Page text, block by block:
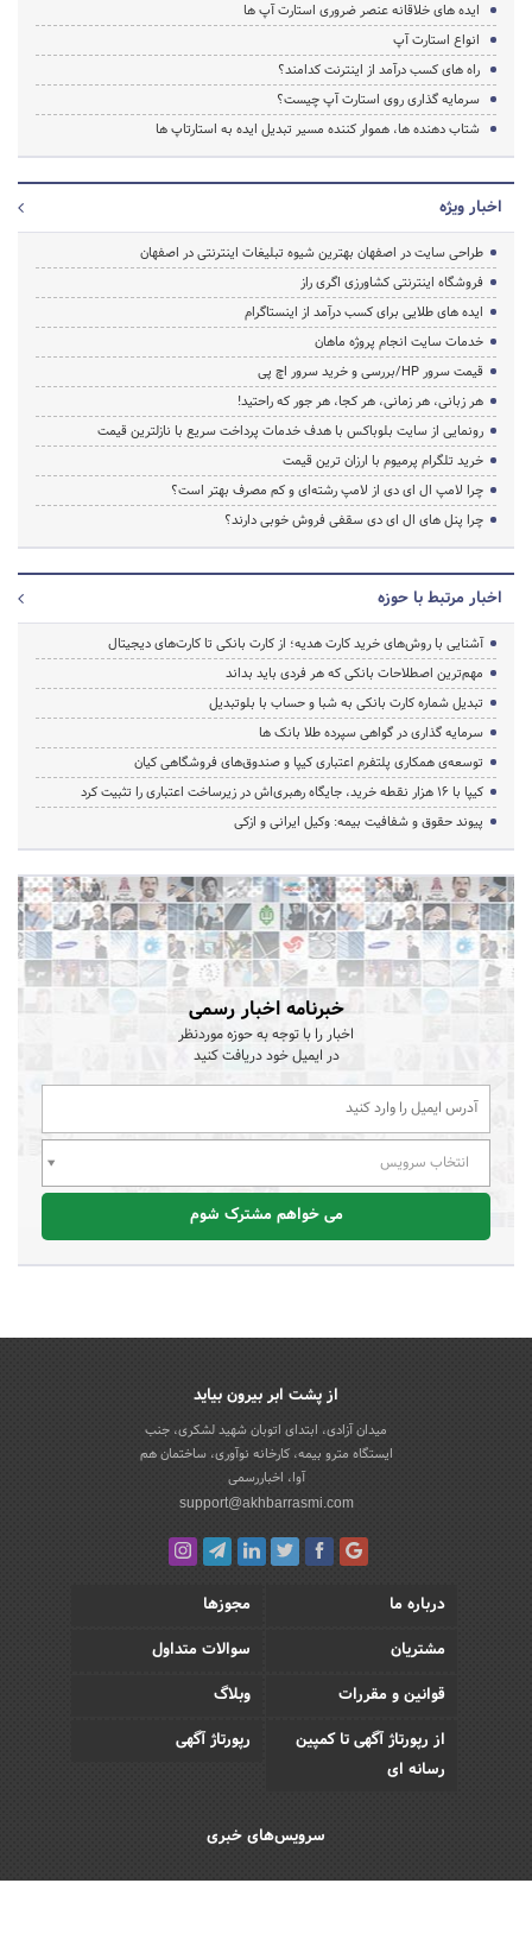
ایده های خلاقانه عنصر ضروری استارت آپ ها
انواع استارت آپ
راه های کسب درآمد از اینترنت کدامند؟
سرمایه گذاری روی استارت آپ چیست؟
شتاب دهنده ها، هموار کننده مسیر تبدیل ایده به استارتاپ ها
اخبار ویژه
طراحی سایت در اصفهان بهترین شیوه تبلیغات اینترنتی در اصفهان
فروشگاه اینترنتی کشاورزی اگری راز
ایده های طلایی برای کسب درآمد از اینستاگرام
خدمات سایت انجام پروژه ماهان
قیمت سرور HP/بررسی و خرید سرور اچ پی
هر زبانی، هر زمانی، هر کجا، هر جور که راحتید!
رونمایی از سایت بلوباکس با هدف خدمات پرداخت سریع با نازلترین قیمت
خرید تلگرام پرمیوم با ارزان ترین قیمت
چرا لامپ ال ای دی از لامپ رشته‌ای و کم مصرف بهتر است؟
چرا پنل های ال ای دی سقفی فروش خوبی دارند؟
اخبار مرتبط با حوزه
آشنایی با روش‌های خرید کارت هدیه؛ از کارت بانکی تا کارت‌های دیجیتال
مهم‌ترین اصطلاحات بانکی که هر فردی باید بداند
تبدیل شماره کارت بانکی به شبا و حساب با بلوتبدیل
سرمایه گذاری در گواهی سپرده طلا بانک ها
توسعه‌ی همکاری‌ پلتفرم اعتباری کیپا و صندوق‌های فروشگاهی کیان
کیپا با ۱۶ هزار نقطه خرید، جایگاه رهبری‌اش در زیرساخت اعتباری را تثبیت کرد
پیوند حقوق و شفافیت بیمه: وکیل ایرانی و ازکی
خبرنامه اخبار رسمی
اخبار را با توجه به حوزه موردنظر
در ایمیل خود دریافت کنید
انتخاب سرویس
می خواهم مشترک شوم
از پشت ابر بیرون بیاید
میدان آزادی، ابتدای اتوبان شهید لشکری، جنب
ایستگاه مترو بیمه، کارخانه نوآوری، ساختمان هم
آوا، اخباررسمی
support@akhbarrasmi.com
درباره ما
مجوزها
مشتریان
سوالات متداول
قوانین و مقررات
وبلاگ
از رپورتاژ آگهی تا کمپین
رسانه ای
رپورتاژ آگهی
سرویس‌های خبری